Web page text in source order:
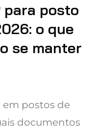
para posto
o que
se manter
em postos de
documentos